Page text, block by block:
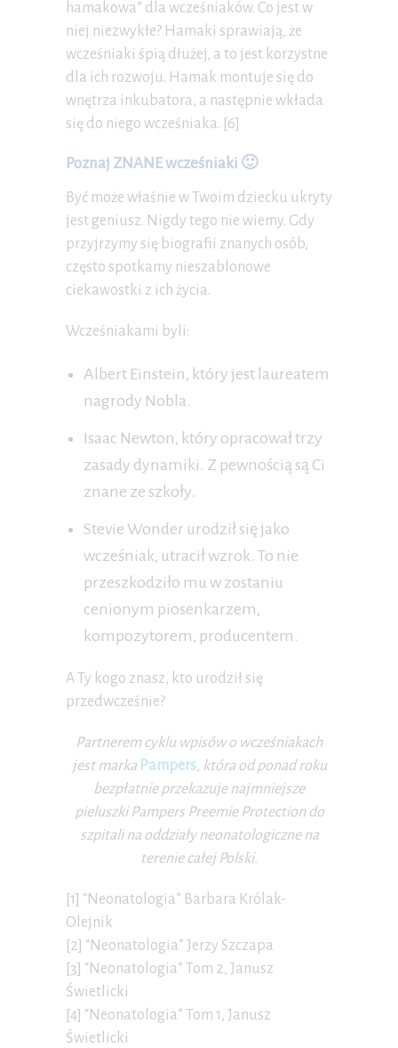
hamakowa” dla wcześniaków. Co jest w
niej niezwykłe? Hamaki sprawiają, że
wcześniaki śpią dłużej, a to jest korzystne
dla ich rozwoju. Hamak montuje się do
wnętrza inkubatora, a następnie wkłada
się do niego wcześniaka. [6]
Poznaj ZNANE wcześniaki 🙂
Być może właśnie w Twoim dziecku ukryty
jest geniusz. Nigdy tego nie wiemy. Gdy
przyjrzymy się biografii znanych osób,
często spotkamy nieszablonowe
ciekawostki z ich życia.
Wcześniakami byli:
Albert Einstein, który jest laureatem
nagrody Nobla.
Isaac Newton, który opracował trzy
zasady dynamiki. Z pewnością są Ci
znane ze szkoły.
Stevie Wonder urodził się jako
wcześniak, utracił wzrok. To nie
przeszkodziło mu w zostaniu
cenionym piosenkarzem,
kompozytorem, producentem.
A Ty kogo znasz, kto urodził się
przedwcześnie?
Partnerem cyklu wpisów o wcześniakach
jest marka Pampers, która od ponad roku
bezpłatnie przekazuje najmniejsze
pieluszki Pampers Preemie Protection do
szpitali na oddziały neonatologiczne na
terenie całej Polski.
[1] “Neonatologia” Barbara Królak-
Olejnik
[2] “Neonatologia” Jerzy Szczapa
[3] “Neonatologia” Tom 2, Janusz
Świetlicki
[4] “Neonatologia” Tom 1, Janusz
Świetlicki